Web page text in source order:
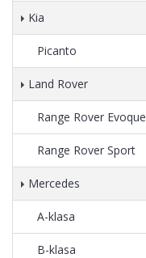
Kia
Picanto
Land Rover
Range Rover Evoque
Range Rover Sport
Mercedes
A-klasa
B-klasa